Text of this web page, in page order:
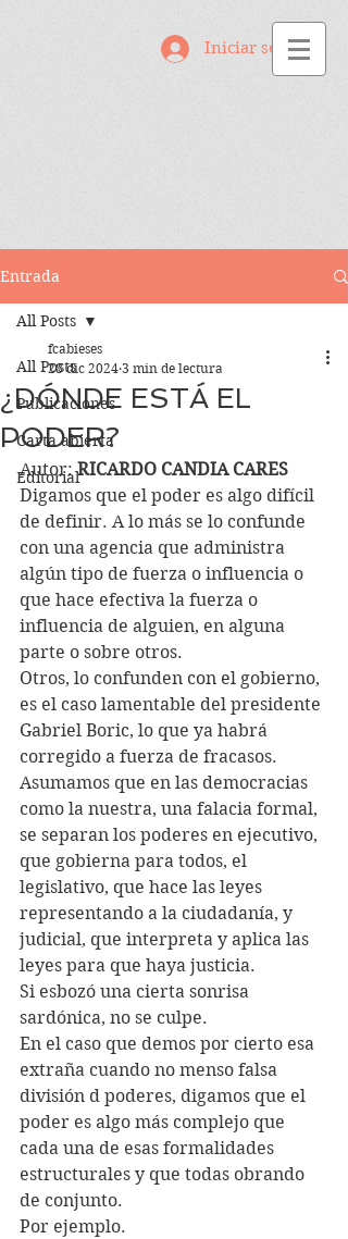
Iniciar sesión
Entrada
All Posts
Publicaciones
Carta abierta
Editorial
All Posts
¿DÓNDE ESTÁ EL
PODER?
fcabieses
28 dic 2024 3 min de lectura
Autor: RICARDO CANDIA CARES
Digamos que el poder es algo difícil
de definir. A lo más se lo confunde
con una agencia que administra
algún tipo de fuerza o influencia o
que hace efectiva la fuerza o
influencia de alguien, en alguna
parte o sobre otros.
Otros, lo confunden con el gobierno,
es el caso lamentable del presidente
Gabriel Boric, lo que ya habrá
corregido a fuerza de fracasos.
Asumamos que en las democracias
como la nuestra, una falacia formal,
se separan los poderes en ejecutivo,
que gobierna para todos, el
legislativo, que hace las leyes
representando a la ciudadanía, y
judicial, que interpreta y aplica las
leyes para que haya justicia.
Si esbozó una cierta sonrisa
sardónica, no se culpe.
En el caso que demos por cierto esa
extraña cuando no menso falsa
división d poderes, digamos que el
poder es algo más complejo que
cada una de esas formalidades
estructurales y que todas obrando
de conjunto.
Por ejemplo.